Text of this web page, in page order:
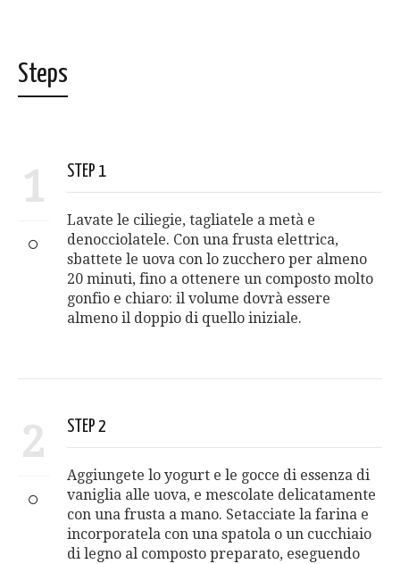
Steps
1 STEP 1
Lavate le ciliegie, tagliatele a metà e
denocciolatele. Con una frusta elettrica,
sbattete le uova con lo zucchero per almeno
20 minuti, fino a ottenere un composto molto
gonfio e chiaro: il volume dovrà essere
almeno il doppio di quello iniziale.
2 STEP 2
Aggiungete lo yogurt e le gocce di essenza di
vaniglia alle uova, e mescolate delicatamente
con una frusta a mano. Setacciate la farina e
incorporatela con una spatola o un cucchiaio
di legno al composto preparato, eseguendo